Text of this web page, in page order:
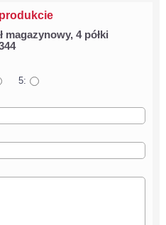
magazynowy, 4 półki
5: